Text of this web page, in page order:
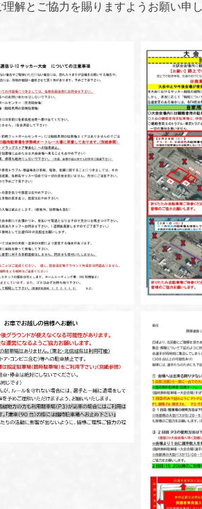
理解とご協力を賜りますようお願い申